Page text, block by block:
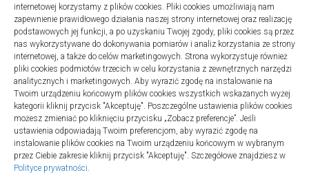
internetowej korzystamy z plików cookies. Pliki cookies umożliwiają nam
zapewnienie prawidłowego działania naszej strony internetowej oraz realizację
podstawowych jej funkcji, a po uzyskaniu Twojej zgody, pliki cookies są przez
nas wykorzystywane do dokonywania pomiarów i analiz korzystania ze strony
internetowej, a także do celów marketingowych. Strona wykorzystuje również
pliki cookies podmiotów trzecich w celu korzystania z zewnętrznych narzędzi
analitycznych i marketingowych. Aby wyrazić zgodę na instalowanie na
Twoim urządzeniu końcowym plików cookies wszystkich wskazanych wyżej
kategorii kliknij przycisk "Akceptuję". Poszczególne ustawienia plików cookies
możesz zmieniać po kliknięciu przycisku „Zobacz preferencje”. Jeśli
ustawienia odpowiadają Twoim preferencjom, aby wyrazić zgodę na
instalowanie plików cookies na Twoim urządzeniu końcowym w wybranym
przez Ciebie zakresie kliknij przycisk "Akceptuję". Szczegółowe znajdziesz w
Polityce prywatności.
Turystyka
Jak znaleźć dobrą firmę do sanitarnych instalacji w szpitalach
20 lipca 2025